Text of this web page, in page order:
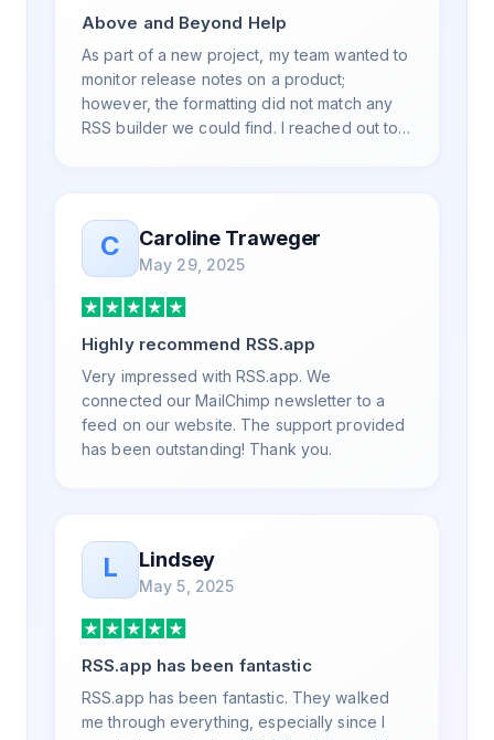
Above and Beyond Help
As part of a new project, my team wanted to
monitor release notes on a product;
however, the formatting did not match any
RSS builder we could find. I reached out to
was knowledgeable, kind, and clearly
wanted to understand the issue. It has been
a few weeks, but after many revisions and
direct support, all of my release notes are in
a way that my users understand and find
value in. Honestly, it has been an
exceptional experience, and I will be
pushing everyone I know to RSS.app for
their RSS needs.
C Caroline Traweger
May 29, 2025
Highly recommend RSS.app
Very impressed with RSS.app. We
connected our MailChimp newsletter to a
feed on our website. The support provided
has been outstanding! Thank you.
L Lindsey
May 5, 2025
RSS.app has been fantastic
RSS.app has been fantastic. They walked
me through everything, especially since I